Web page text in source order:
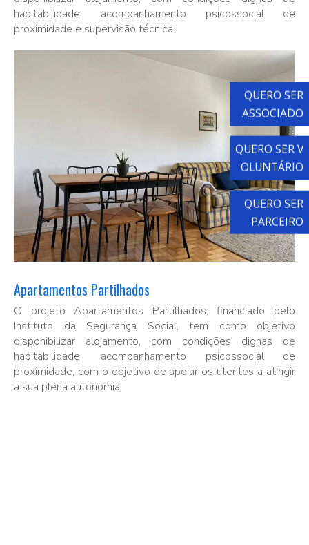
QUERO
QUERO SER
QUERO
habitabilidade, acompanhamento psicossocial de
proximidade e supervisão técnica.
Apartamentos Partilhados
O projeto Apartamentos Partilhados, financiado pelo
Instituto da Segurança Social, tem como objetivo
disponibilizar alojamento, com condições dignas de
habitabilidade, acompanhamento psicossocial de
proximidade, com o objetivo de apoiar os utentes a atingir
a sua plena autonomia.